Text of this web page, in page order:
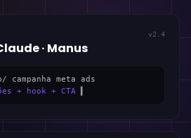
· Manus
v2.4
campanha meta ads
+ hook + CTA